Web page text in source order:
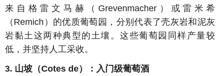
来自格雷文马赫（ Grevenmacher ）或雷米希
（ Remich ）的优质葡萄园，分别代表了壳灰岩和泥灰
岩黏土这两种典型的土壤。这些葡萄园同样产量较
低，并坚持人工采收。
3. 山坡（Cotes de）：入门级葡萄酒